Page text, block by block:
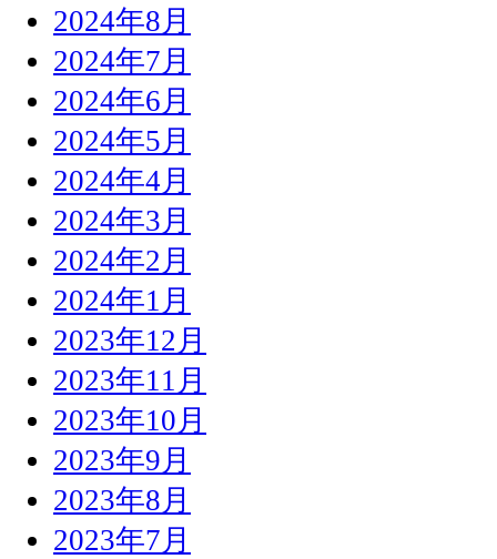
2024年8月
2024年7月
2024年6月
2024年5月
2024年4月
2024年3月
2024年2月
2024年1月
2023年12月
2023年11月
2023年10月
2023年9月
2023年8月
2023年7月